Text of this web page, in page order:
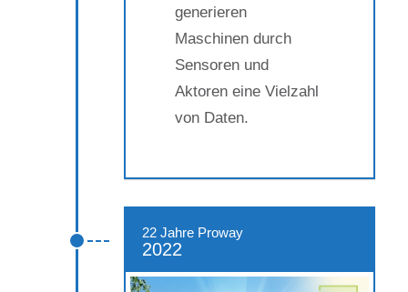
generieren
Maschinen durch
Sensoren und
Aktoren eine Vielzahl
von Daten.
22 Jahre Proway
2022